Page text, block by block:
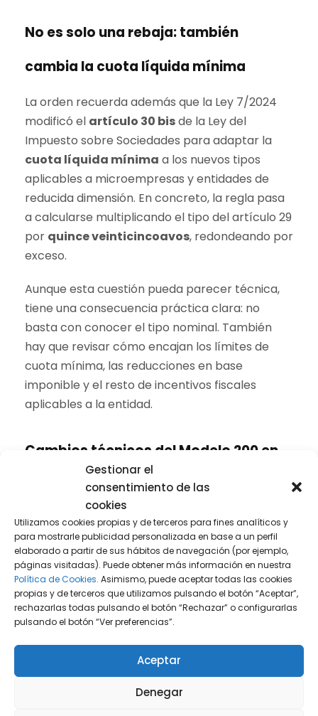
Gestionar el
consentimiento de las
cookies
Utilizamos cookies propias y de terceros para fines analíticos y
para mostrarle publicidad personalizada en base a un perfil
elaborado a partir de sus hábitos de navegación (por ejemplo,
páginas visitadas). Puede obtener más información en nuestra
Política de Cookies. Asimismo, puede aceptar todas las cookies
propias y de terceros que utilizamos pulsando el botón “Aceptar”,
rechazarlas todas pulsando el botón “Rechazar” o configurarlas
pulsando el botón “Ver preferencias”.
Aceptar
Denegar
No es solo una rebaja: también
cambia la cuota líquida mínima
La orden recuerda además que la Ley 7/2024
modificó el artículo 30 bisde la Ley del
Impuesto sobre Sociedades para adaptar la
cuota líquida mínima a los nuevos tipos
aplicables a microempresas y entidades de
reducida dimensión. En concreto, la regla pasa
a calcularse multiplicando el tipo del artículo 29
por quince veinticincoavos, redondeando por
exceso.
Aunque esta cuestión pueda parecer técnica,
tiene una consecuencia práctica clara: no
basta con conocer el tipo nominal. También
hay que revisar cómo encajan los límites de
cuota mínima, las reducciones en base
imponible y el resto de incentivos fiscales
aplicables a la entidad.
Cambios técnicos del Modelo 200 en
Más allá de los tipos y de la reserva de
capitalización, la campaña de Sociedades 2025
incorpora también ajustes técnicos en el
modelo. Entre ellos, destaca la adaptación de la
clasificación de la actividad principala la
nuevaCNAE-2025, aprobada por el Real
determinadas claves del modelo para
adaptarlo a la redacción del artículo 6 de la Ley